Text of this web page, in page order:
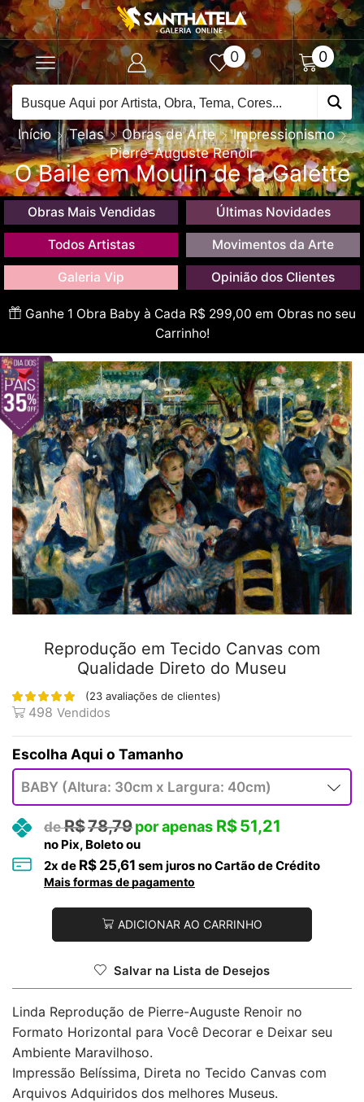
0 0
Início Telas Obras de Arte
Impressionismo
Pierre-Auguste Renoir
O Baile em Moulin de la Galette
Obras Mais Vendidas Últimas Novidades
Todos Artistas Movimentos da Arte
Galeria Vip Opinião dos Clientes
Ganhe 1 Obra Baby à Cada R$ 299,00 em Obras no seu
Carrinho!
Reprodução em Tecido Canvas com
Qualidade Direto do Museu
(23 avaliações de clientes)
498 Vendidos
Tamanho
R$78,79 R$51,21
no Pix, Boleto ou
2x de R$ 25,61 sem juros no Cartão de Crédito
Mais formas de pagamento
ADICIONAR AO CARRINHO
Salvar na Lista de Desejos
Linda Reprodução de Pierre-Auguste Renoir no
Formato Horizontal para Você Decorar e Deixar seu
Ambiente Maravilhoso.
Impressão Belíssima, Direta no Tecido Canvas com
Arquivos Adquiridos dos melhores Museus.